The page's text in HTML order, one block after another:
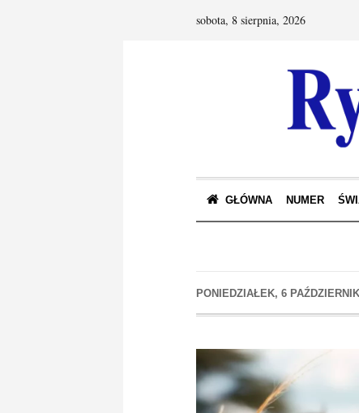
sobota, 8 sierpnia, 2026
GŁÓWNA NUMER
PONIEDZIAŁEK, 6